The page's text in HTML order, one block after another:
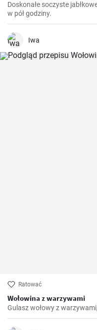
Doskonałe soczyste
w pół godziny.
Iwa
Ratować
Wołowina z warzywami
Gulasz wołowy z